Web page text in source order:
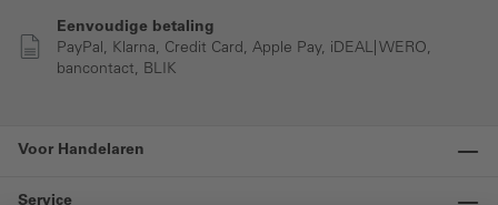
Eenvoudige betaling
PayPal, Klarna, Credit Card, Apple Pay, iDEAL| WERO,
bancontact, BLIK
Voor Handelaren
Service